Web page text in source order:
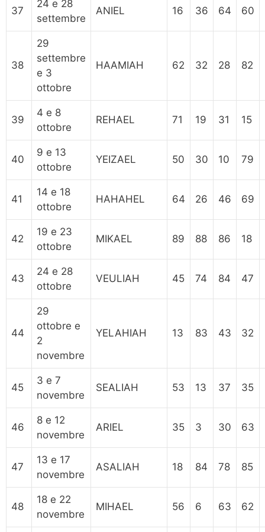
37
24 e 28
settembre
ANIEL 16 36 64 60
38
29
settembre
e 3
ottobre
HAAMIAH 62 32 28 82
39
4 e 8
ottobre
REHAEL 71 19 31 15
40
9 e 13
ottobre
YEIZAEL 50 30 10 79
41
14 e 18
ottobre
HAHAHEL 64 26 46 69
42
19 e 23
ottobre
MIKAEL 89 88 86 18
43
24 e 28
ottobre
VEULIAH 45 74 84 47
44
29
ottobre e
2
novembre
YELAHIAH 13 83 43 32
45
3 e 7
novembre
SEALIAH 53 13 37 35
46
8 e 12
novembre
ARIEL 35 3 30 63
47
13 e 17
novembre
ASALIAH 18 84 78 85
48
18 e 22
novembre
MIHAEL 56 6 63 62